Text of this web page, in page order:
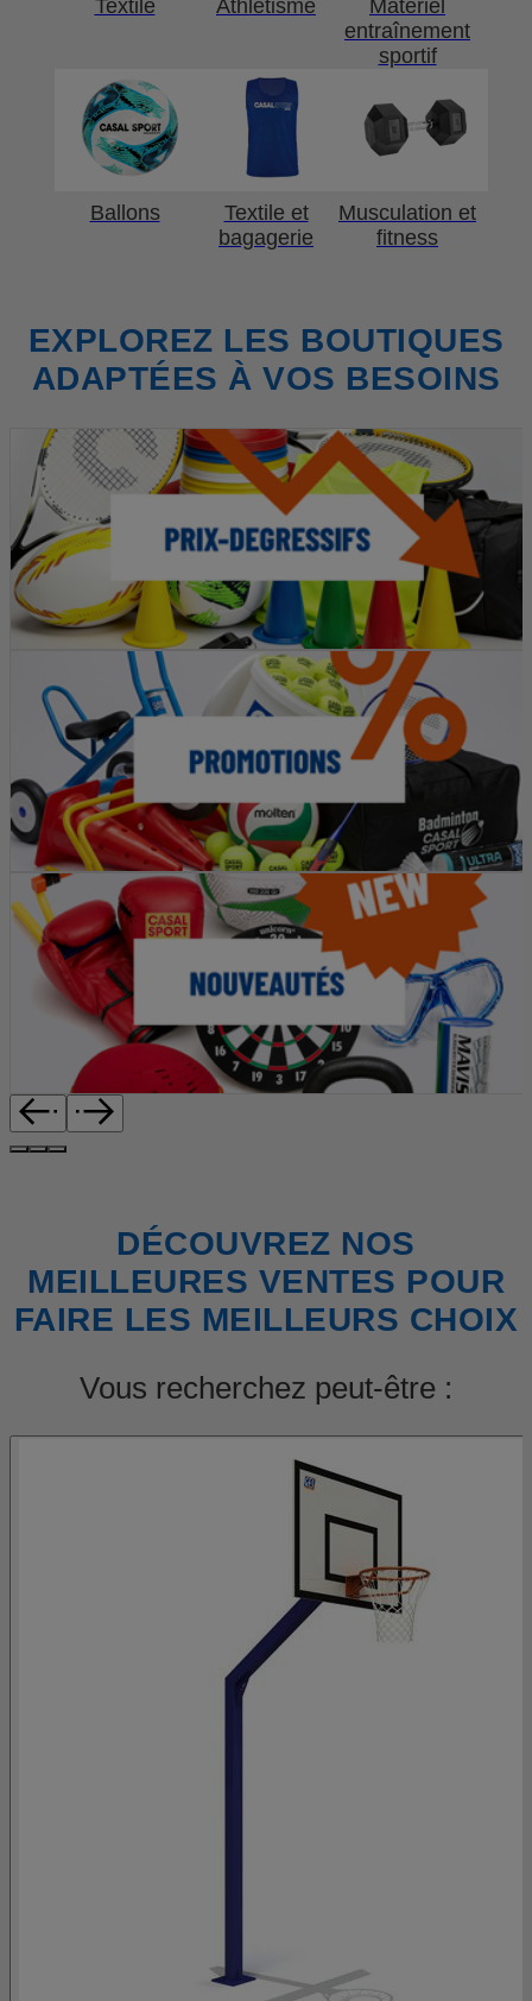
Textile Athlétisme
Matériel
entraînement
sportif
Ballons
Textile et
bagagerie
Musculation et
fitness
EXPLOREZ LES BOUTIQUES
ADAPTÉES À VOS BESOINS
DÉCOUVREZ NOS
MEILLEURES VENTES POUR
FAIRE LES MEILLEURS CHOIX
Vous recherchez peut-être :